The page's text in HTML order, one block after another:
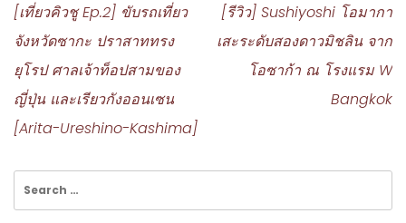
[เที่ยวคิวชู Ep.2] ขับรถเที่ยว
จังหวัดซากะ ปราสาททรง
ยุโรป ศาลเจ้าท็อปสามของ
ญี่ปุ่น และเรียวกังออนเซน
[Arita-Ureshino-Kashima]
[รีวิว] Sushiyoshi โอมากา
เสะระดับสองดาวมิชลิน จาก
โอซาก้า ณ โรงแรม W
Bangkok
Search
for: